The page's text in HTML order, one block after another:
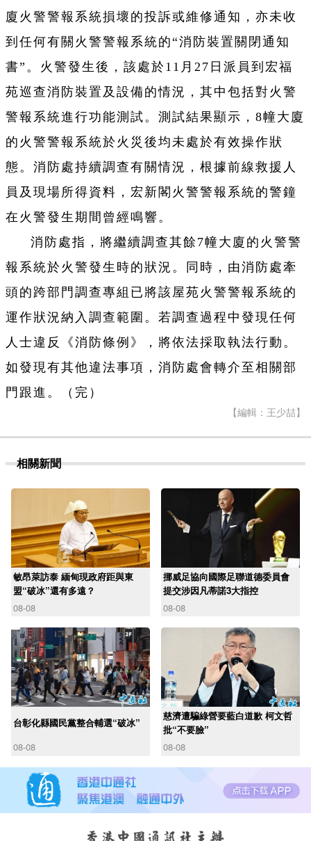
廈火警警報系統損壞的投訴或維修通知，亦未收
到任何有關火警警報系統的“消防裝置關閉通知
書”。火警發生後，該處於11月27日派員到宏福
苑巡查消防裝置及設備的情況，其中包括對火警
警報系統進行功能測試。測試結果顯示，8幢大廈
的火警警報系統於火災後均未處於有效操作狀
態。消防處持續調查有關情況，根據前線救援人
員及現場所得資料，宏新閣火警警報系統的警鐘
在火警發生期間曾經鳴響。
消防處指，將繼續調查其餘7幢大廈的火警警
報系統於火警發生時的狀況。同時，由消防處牽
頭的跨部門調查專組已將該屋苑火警警報系統的
運作狀況納入調查範圍。若調查過程中發現任何
人士違反《消防條例》，將依法採取執法行動。
如發現有其他違法事項，消防處會轉介至相關部
門跟進。（完）
【編輯：王少喆】
相關新聞
敏昂萊訪泰 緬甸現政府距與東
盟“破冰”還有多遠？
08-08
挪威足協向國際足聯道德委員會
提交涉因凡蒂諾3大指控
08-08
台彰化縣國民黨整合輔選“破冰”
08-08
慈濟遭騙綠營要藍白道歉 柯文哲
批“不要臉”
08-08